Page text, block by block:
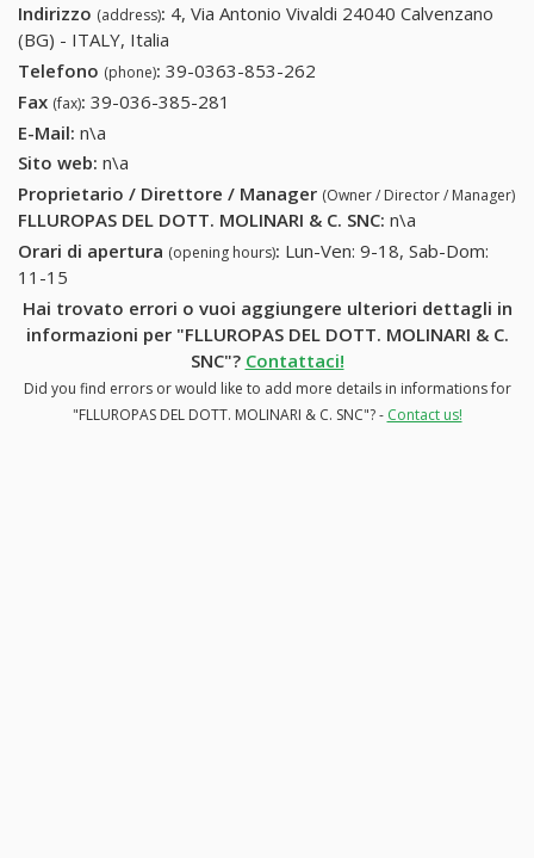
Indirizzo (address): 4, Via Antonio Vivaldi 24040 Calvenzano
(BG) - ITALY, Italia
Telefono (phone): 39-0363-853-262
Fax (fax): 39-036-385-281
E-Mail: n\a
Sito web: n\a
Proprietario / Direttore / Manager (Owner / Director / Manager)
FLLUROPAS DEL DOTT. MOLINARI & C. SNC: n\a
Orari di apertura (opening hours): Lun-Ven: 9-18, Sab-Dom:
11-15
Hai trovato errori o vuoi aggiungere ulteriori dettagli in
informazioni per "FLLUROPAS DEL DOTT. MOLINARI & C.
SNC"? Contattaci!
Did you find errors or would like to add more details in informations for
"FLLUROPAS DEL DOTT. MOLINARI & C. SNC"? - Contact us!